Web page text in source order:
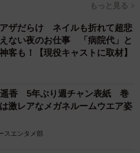
話します。
ていただいたとき、愛犬の言
を聞き出してもらい驚きまし
になれば、愛犬がストレスを
関係の仕事で役に立てるか
ップの受講を決めました。
もっと見る
ザだらけ ネイルも折れて超悲
ない夜のお仕事 「病院代」と
客も！【現役キャストに取材】
遥香 5年ぶり週チャン表紙 巻
激レアなメガネルームウエア姿
スエンタメ部